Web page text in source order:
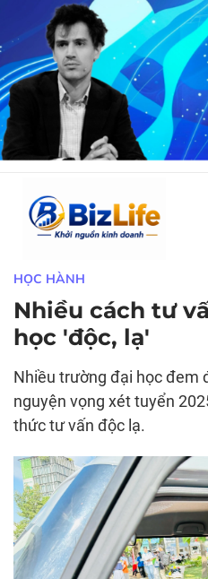
HỌC HÀNH
Nhiều cách tư
học 'độc, lạ'
Nhiều trường đại học đem
nguyện vọng xét tuyển
thức tư vấn độc lạ.